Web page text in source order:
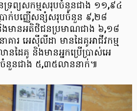
ទ្រព្យសកម្មសរុបចំនួនជាង ១១,៩៤
រាក់បញ្ញើសន្សំសរុបចំនួន ៩,២៨​
ងមានអតិថិជនប្រមាណជាង ៦,១៨
ាគារ អេស៊ីលីដា មានដៃគូអាជីវកម្ម
នដៃគូ និងមានអ្នកប្រើប្រាស់អេ
នួនជាង ៥,៣៥លាននាក់៕